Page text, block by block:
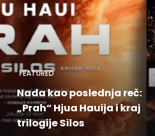
FEATURED
Nada kao poslednja reč:
„Prah“ Hjua Hauija i kraj
trilogije Silos